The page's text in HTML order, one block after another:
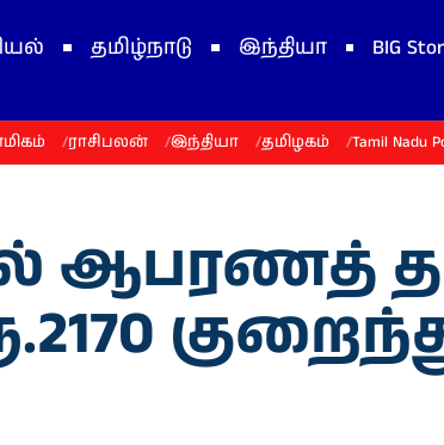
தமிழ்நாடு இந்தியா BIG
ராசிபலன் இந்தியா தமிழகம் Tamil Nadu
ஆபரணத்